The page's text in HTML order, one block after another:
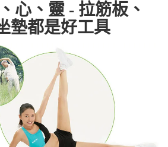
心、靈 - 拉筋板、
墊都是好工具